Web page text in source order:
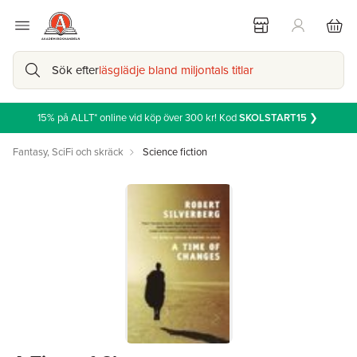
Sök efterläsglädje bland miljontals titlar
15% på ALLT* online vid köp över 300 kr! KodSKOLSTART15❯
Fantasy, SciFi och skräck Science fiction